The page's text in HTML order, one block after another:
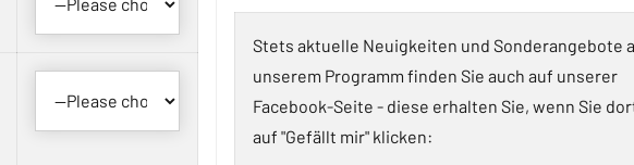
Stets aktuelle Neuigkeiten und Sonderangebote
unserem Programm finden Sie auch auf unserer
Facebook-Seite - diese erhalten Sie, wenn Sie
auf "Gefällt mir" klicken: